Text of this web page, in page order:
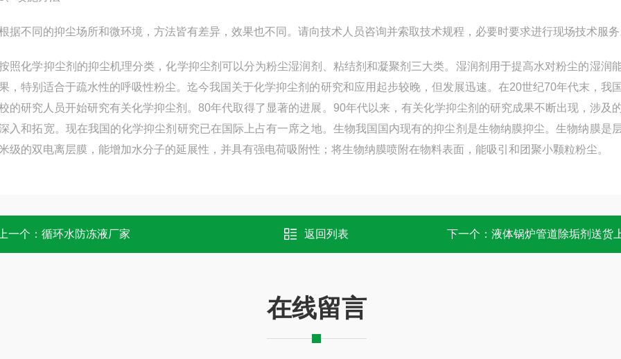
同的抑尘场所和微环境，方法皆有差异，效果也不同。请向技术人员咨询并索取技术规程，必要时要求进行现场技术服
学抑尘剂的抑尘机理分类，化学抑尘剂可以分为粉尘湿润剂、粘结剂和凝聚剂三大类。湿润剂用于提高水对粉尘的湿润
，特别适合于疏水性的呼吸性粉尘。迄今我国关于化学抑尘剂的研究和应用起步较晚，但发展迅速。在20世纪70年代末，我
的研究人员开始研究有关化学抑尘剂。80年代取得了显著的进展。90年代以来，有关化学抑尘剂的研究成果不断出现，涉及
入和拓宽。现在我国的化学抑尘剂研究已在国际上占有一席之地。生物我国国内现有的抑尘剂是生物纳膜抑尘。生物纳膜是
级的双电离层膜，能增加水分子的延展性，并具有强电荷吸附性；将生物纳膜喷附在物料表面，能吸引和团聚小颗粒粉尘。
一个： 循环水防冻液厂家 返回列表 下一个： 液体锅炉管道除垢剂送货
在线留言